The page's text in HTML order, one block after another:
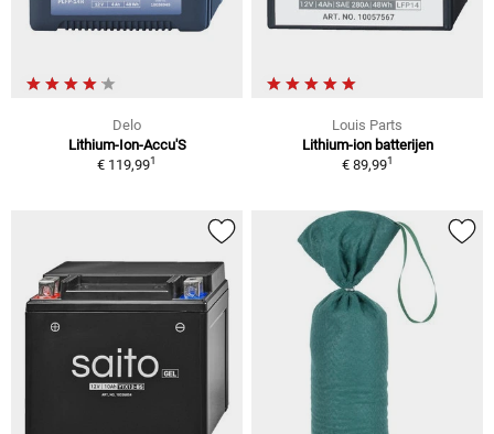
Delo
Lithium-Ion-Accu'S
€ 119,991
Louis Parts
Lithium-ion batterijen
€ 89,991